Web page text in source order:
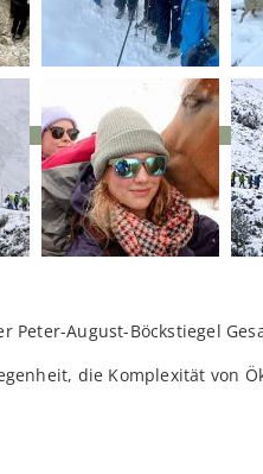
Peter-August-Böckstiegel
die Komplexität von